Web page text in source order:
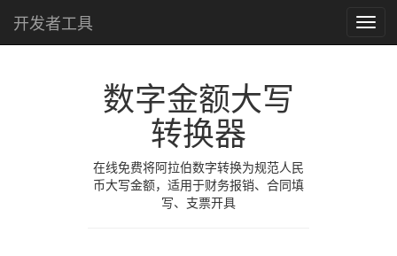
菜
单
开发者工具
数字金额大写
转换器
在线免费将阿拉伯数字转换为规范人民
币大写金额，适用于财务报销、合同填
写、支票开具